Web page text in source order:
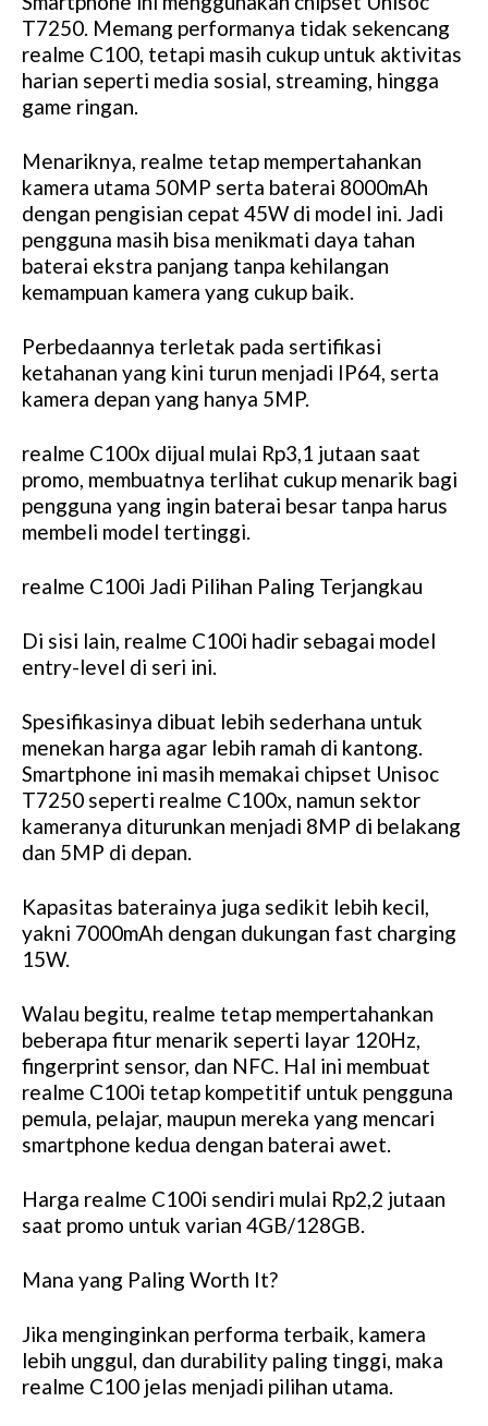
T7250. Memang performanya tidak sekencang
realme C100, tetapi masih cukup untuk aktivitas
harian seperti media sosial, streaming, hingga
game ringan.
Menariknya, realme tetap mempertahankan
kamera utama 50MP serta baterai 8000mAh
dengan pengisian cepat 45W di model ini. Jadi
pengguna masih bisa menikmati daya tahan
baterai ekstra panjang tanpa kehilangan
kemampuan kamera yang cukup baik.
Perbedaannya terletak pada sertifikasi
ketahanan yang kini turun menjadi IP64, serta
kamera depan yang hanya 5MP.
realme C100x dijual mulai Rp3,1 jutaan saat
promo, membuatnya terlihat cukup menarik bagi
pengguna yang ingin baterai besar tanpa harus
membeli model tertinggi.
realme C100i Jadi Pilihan Paling Terjangkau
Di sisi lain, realme C100i hadir sebagai model
entry-level di seri ini.
Spesifikasinya dibuat lebih sederhana untuk
menekan harga agar lebih ramah di kantong.
Smartphone ini masih memakai chipset Unisoc
T7250 seperti realme C100x, namun sektor
kameranya diturunkan menjadi 8MP di belakang
dan 5MP di depan.
Kapasitas baterainya juga sedikit lebih kecil,
yakni 7000mAh dengan dukungan fast charging
15W.
Walau begitu, realme tetap mempertahankan
beberapa fitur menarik seperti layar 120Hz,
fingerprint sensor, dan NFC. Hal ini membuat
realme C100i tetap kompetitif untuk pengguna
pemula, pelajar, maupun mereka yang mencari
smartphone kedua dengan baterai awet.
Harga realme C100i sendiri mulai Rp2,2 jutaan
saat promo untuk varian 4GB/128GB.
Mana yang Paling Worth It?
Jika menginginkan performa terbaik, kamera
lebih unggul, dan durability paling tinggi, maka
realme C100 jelas menjadi pilihan utama.